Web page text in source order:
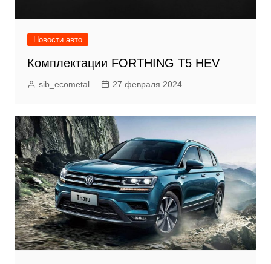
Новости авто
Комплектации FORTHING T5 HEV
sib_ecometal 27 февраля 2024